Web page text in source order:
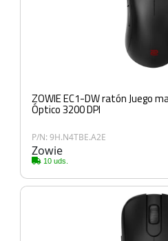
ZOWIE EC1-DW ratón Juego
Óptico 3200 DPI
P/N: 9H.N4TBE.A2E
Zowie
10 uds.